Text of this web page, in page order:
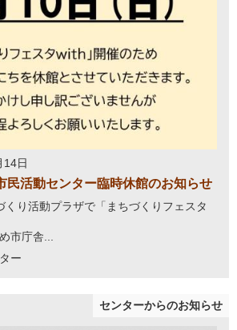
14日
民活動センター臨時休館のお知らせ
くり活動プラザで「まちづくりフェスタ
市庁舎...
ー
センターからのお知らせ